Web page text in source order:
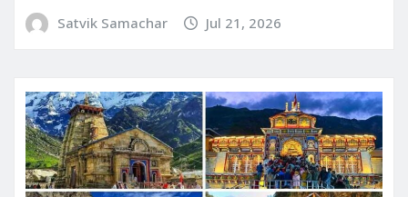
Satvik Samachar Jul 21, 2026